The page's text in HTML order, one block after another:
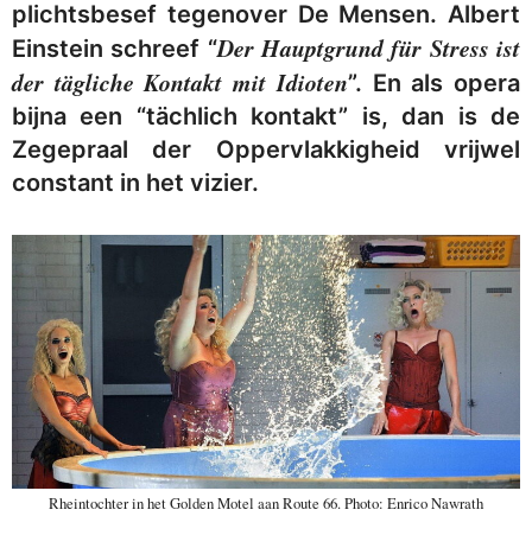
plichtsbesef tegenover De Mensen. Albert
Einstein schreef “Der Hauptgrund für Stress ist
der tägliche Kontakt mit Idioten”. En als opera
bijna een “tächlich kontakt” is, dan is de
Zegepraal der Oppervlakkigheid vrijwel
constant in het vizier.
Rheintochter in het Golden Motel aan Route 66. Photo: ​Enrico Nawrath